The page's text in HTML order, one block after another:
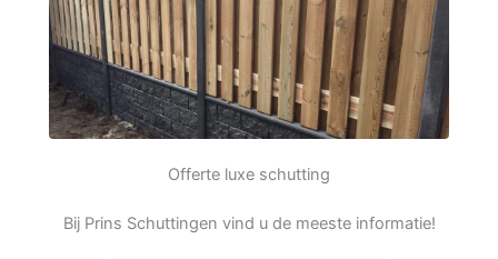
Offerte luxe schutting
Bij Prins Schuttingen vind u de meeste informatie!